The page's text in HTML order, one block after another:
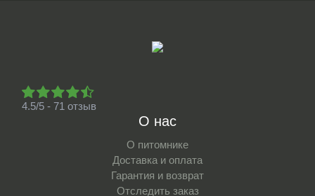
4.5/5 - 71 отзыв
О нас
О питомнике
Доставка и оплата
Гарантия и возврат
Отследить заказ